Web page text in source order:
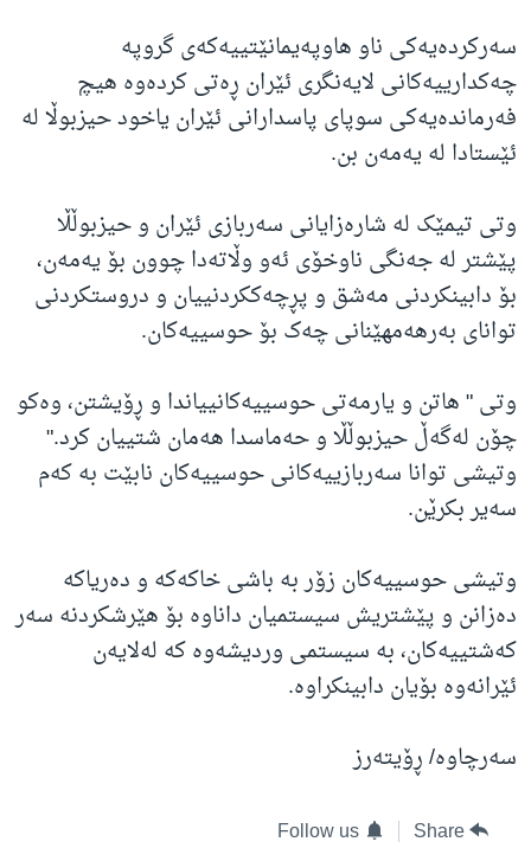
سەرکردەیەکی ناو هاوپەیمانێتییەکەی گروپە
چەکدارییەکانی لایەنگری ئێران ڕەتی کردەوە هیچ
فەرماندەیەکی سوپای پاسدارانی ئێران یاخود حیزبوڵا لە
ئێستادا لە یەمەن بن.
وتی تیمێک لە شارەزایانی سەربازی ئێران و حیزبوڵڵا
پێشتر لە جەنگی ناوخۆی ئەو وڵاتەدا چوون بۆ یەمەن،
بۆ دابینکردنی مەشق و پڕچەککردنییان و دروستکردنی
توانای بەرهەمهێنانی چەک بۆ حوسییەکان.
وتی " هاتن و یارمەتی حوسییەکانییاندا و ڕۆیشتن، وەکو
چۆن لەگەڵ حیزبوڵڵا و حەماسدا هەمان شتییان کرد."
وتیشی توانا سەربازییەکانی حوسییەکان نابێت بە کەم
سەیر بکرێن.
وتیشی حوسییەکان زۆر بە باشی خاکەکە و دەریاکە
دەزانن و پێشتریش سیستمیان داناوە بۆ هێرشکردنە سەر
کەشتییەکان، بە سیستمی وردیشەوە کە لەلایەن
ئێرانەوە بۆیان دابینکراوە.
سەرچاوە/ ڕۆیتەرز
Share
Follow us